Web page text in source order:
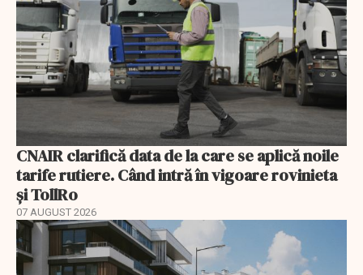
CNAIR clarifică data de la care se aplică noile
tarife rutiere. Când intră în vigoare rovinieta
și TollRo
07 AUGUST 2026